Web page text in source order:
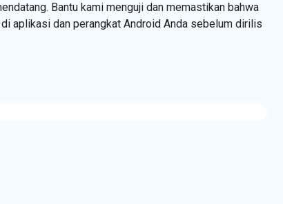
Bantu kami menguji dan memastikan bahwa
aplikasi dan perangkat Android Anda sebelum dirilis